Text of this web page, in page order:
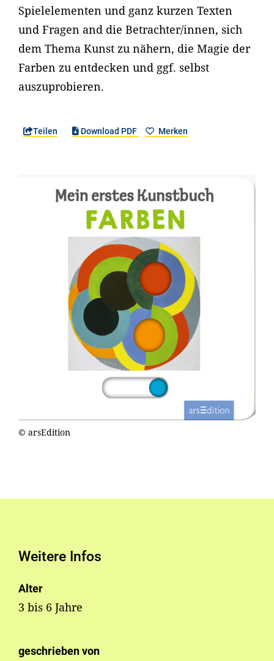
Spielelementen und ganz kurzen Texten
und Fragen and die Betrachter/innen, sich
dem Thema Kunst zu nähern, die Magie der
Farben zu entdecken und ggf. selbst
auszuprobieren.
Teilen Download PDF Merken
© arsEdition
Weitere Infos
Alter
3 bis 6 Jahre
geschrieben von